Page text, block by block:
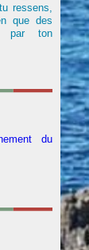
ressens,
que des
par ton
du